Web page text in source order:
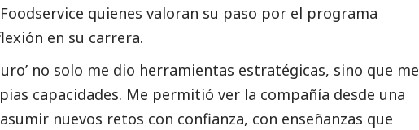
Foodservice quienes valoran su paso por el programa
en su carrera.
no solo me dio herramientas estratégicas, sino que me
capacidades. Me permitió ver la compañía desde una
nuevos retos con confianza, con enseñanzas que